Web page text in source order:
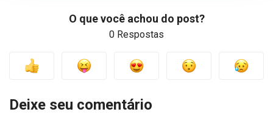
O que você achou do post?
0 Respostas
Deixe seu comentário